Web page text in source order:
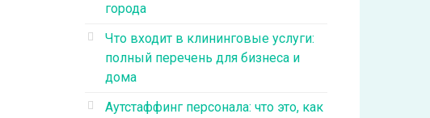
города
Что входит в клининговые услуги:
полный перечень для бизнеса и
дома
Аутстаффинг персонала: что это, как